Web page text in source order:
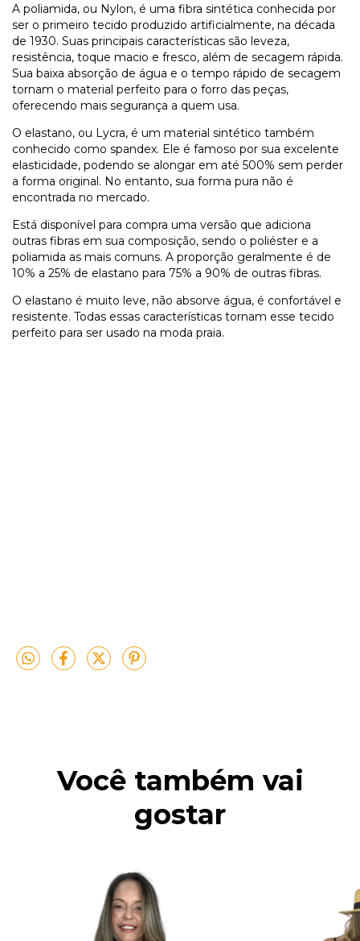
A poliamida, ou Nylon, é uma fibra sintética conhecida por
ser o primeiro tecido produzido artificialmente, na década
de 1930. Suas principais características são leveza,
resistência, toque macio e fresco, além de secagem rápida.
Sua baixa absorção de água e o tempo rápido de secagem
tornam o material perfeito para o forro das peças,
oferecendo mais segurança a quem usa.
O elastano, ou Lycra, é um material sintético também
conhecido como spandex. Ele é famoso por sua excelente
elasticidade, podendo se alongar em até 500% sem perder
a forma original. No entanto, sua forma pura não é
encontrada no mercado.
Está disponível para compra uma versão que adiciona
outras fibras em sua composição, sendo o poliéster e a
poliamida as mais comuns. A proporção geralmente é de
10% a 25% de elastano para 75% a 90% de outras fibras.
O elastano é muito leve, não absorve água, é confortável e
resistente. Todas essas características tornam esse tecido
perfeito para ser usado na moda praia.
Você também vai
gostar